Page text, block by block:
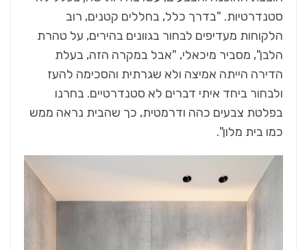
סטנדרטיות. "בדרך כלל, בחללים קטנים, רוב
הלקוחות מעדיפים לבחור בגוונים בהירים, על טהרת
הלבן", מסביר מיכאלי, "אבל במקרה הזה, בעלת
הדירה הייתה אמיצה ולא שגרתית והסכימה להעז
ולבחור ביחד איתי דברים לא סטנדרטיים. בחרנו
בפלטת צבעים כהה ודרמטית, כך שהבית נראה ממש
כמו בית מלון".